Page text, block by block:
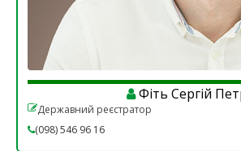
Фіть Сергій
Державний реєстратор
(098) 546 96 16